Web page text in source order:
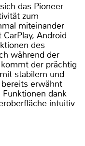
das Pioneer
zum
miteinander
Android
des
während der
der prächtig
stabilem und
erwähnt
dank
intuitiv